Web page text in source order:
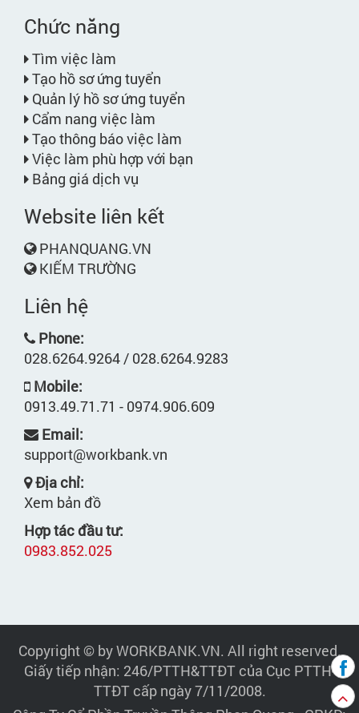
Chức năng
Tìm việc làm
Tạo hồ sơ ứng tuyển
Quản lý hồ sơ ứng tuyển
Cẩm nang việc làm
Tạo thông báo việc làm
Việc làm phù hợp với bạn
Bảng giá dịch vụ
Website liên kết
PHANQUANG.VN
KIẾM TRƯỜNG
Liên hệ
Phone:
028.6264.9264 / 028.6264.9283
Mobile:
0913.49.71.71 - 0974.906.609
Email:
support@workbank.vn
Địa chỉ:
Xem bản đồ
Hợp tác đầu tư:
0983.852.025
Copyright © by WORKBANK.VN. All right reserved.
Giấy tiếp nhận: 246/PTTH&TTĐT của Cục PTTH-
TTĐT cấp ngày 7/11/2008.